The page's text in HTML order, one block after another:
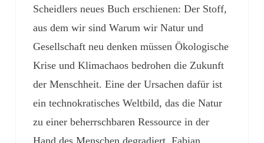
Scheidlers neues Buch erschienen: Der Stoff,
aus dem wir sind Warum wir Natur und
Gesellschaft neu denken müssen Ökologische
Krise und Klimachaos bedrohen die Zukunft
der Menschheit. Eine der Ursachen dafür ist
ein technokratisches Weltbild, das die Natur
zu einer beherrschbaren Ressource in der